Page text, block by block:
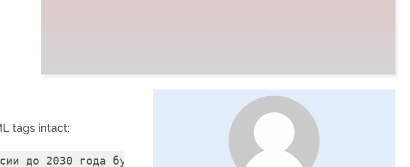
tags intact:
до 2030 года будет эволюционировать не за счёт